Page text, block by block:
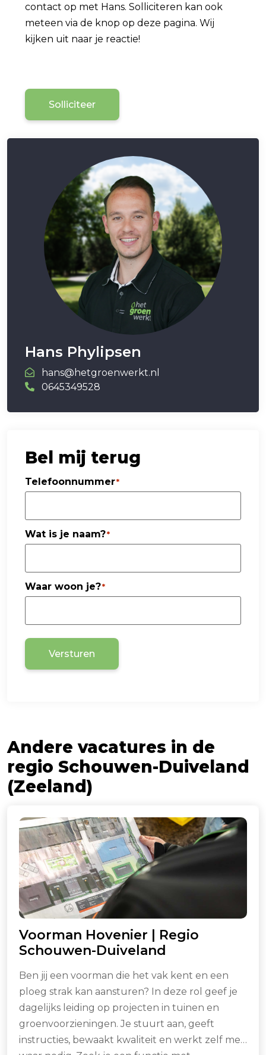
contact op met Hans. Solliciteren kan ook
meteen via de knop op deze pagina. Wij
kijken uit naar je reactie!
Hans Phylipsen
hans@hetgroenwerkt.nl
0645349528
Bel mij terug
Telefoonnummer*
Wat is je naam?*
Waar woon je?*
Versturen
Andere vacatures in de
regio Schouwen-Duiveland
(Zeeland)
Voorman Hovenier | Regio
Schouwen-Duiveland
Ben jij een voorman die het vak kent en een
ploeg strak kan aansturen? In deze rol geef je
dagelijks leiding op projecten in tuinen en
groenvoorzieningen. Je stuurt aan, geeft
instructies, bewaakt kwaliteit en werkt zelf mee